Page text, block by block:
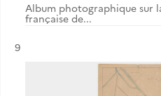
Album photographique sur
française de...
Résultat n°
9